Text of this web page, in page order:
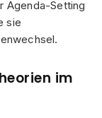
Agenda-Setting
sie
im